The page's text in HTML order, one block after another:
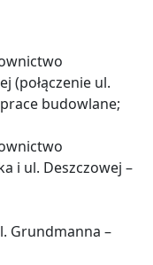
(połączenie ul.
budowlane;
i ul. Deszczowej –
Grundmanna –